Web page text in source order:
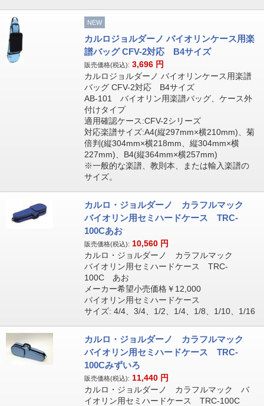
NEW
カルロジョルダーノ バイオリンケース用楽
譜バッグ CFV-2対応 B4サイズ
販売価格(税込): 3,696 円
カルロジョルダーノ バイオリンケース用楽譜
バッグ CFV-2対応 B4サイズ
AB-101 バイオリン用楽譜バッグ、ケース外
付けタイプ
適用確認ケース:CFV-2シリーズ
対応楽譜サイズ:A4(縦297mm×横210mm)、菊
倍判(縦304mm×横218mm、縦304mm×横
227mm)、B4(縦364mm×横257mm)
※一般的な楽譜、教則本、または輸入楽譜の
サイズ。
カルロ・ジョルダーノ カラフルマック
バイオリン用セミハードケース TRC-
100Cあお
販売価格(税込): 10,560 円
カルロ・ジョルダーノ カラフルマック
バイオリン用セミハードケース TRC-
100C あお
メーカー希望小売価格￥12,000
バイオリン用セミハードケース
サイズ: 4/4、3/4、1/2、1/4、1/8、1/10、1/16
カルロ・ジョルダーノ カラフルマック
バイオリン用セミハードケース TRC-
100Cみずいろ
販売価格(税込): 11,440 円
カルロ・ジョルダーノ カラフルマック バ
イオリン用セミハードケース TRC-100C